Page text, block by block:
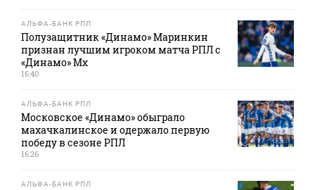
АЛЬФА-БАНК РПЛ
Полузащитник «Динамо» Маринкин
признан лучшим игроком матча РПЛ с
«Динамо» Мх
16:40
АЛЬФА-БАНК РПЛ
Московское «Динамо» обыграло
махачкалинское и одержало первую
победу в сезоне РПЛ
16:26
АЛЬФА-БАНК РПЛ